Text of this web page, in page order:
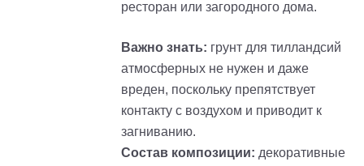
ресторан или загородного дома.
Важно знать: грунт для тилландсий
атмосферных не нужен и даже
вреден, поскольку препятствует
контакту с воздухом и приводит к
загниванию.
Состав композиции: декоративные